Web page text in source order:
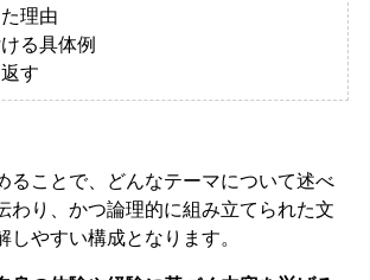
理由
る具体例
す
ることで、どんなテーマについて述べ
わり、かつ論理的に組み立てられた文
しやすい構成となります。